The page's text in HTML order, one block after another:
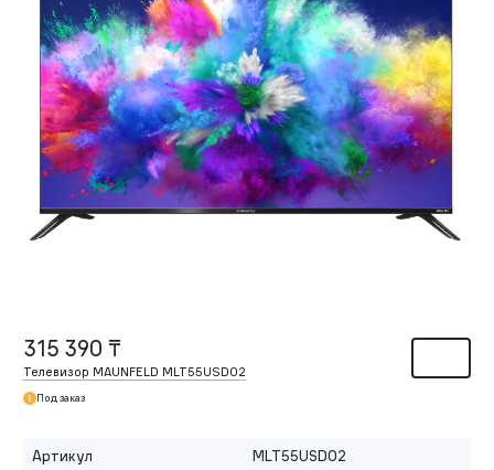
315 390 ₸
Телевизор MAUNFELD MLT55USD02
Под заказ
Артикул
MLT55USD02